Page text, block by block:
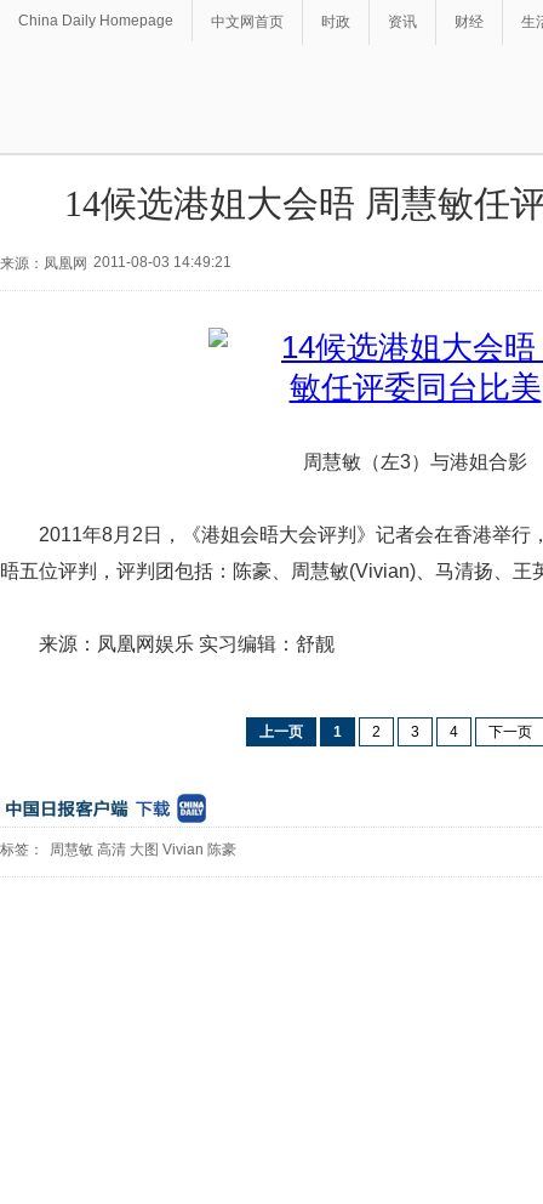
China Daily Homepage 中文网首页 时政 资讯 财经 生
14候选港姐大会晤 周慧敏任
来源：凤凰网 2011-08-03 14:49:21
周慧敏（左3）与港姐合影
2011年8月2日，《港姐会晤大会评判》记者会在香港举行
晤五位评判，评判团包括：陈豪、周慧敏(Vivian)、马清扬、王
来源：凤凰网娱乐 实习编辑：舒靓
上一页 1 2 3 4 下一页
标签： 周慧敏 高清 大图 Vivian 陈豪